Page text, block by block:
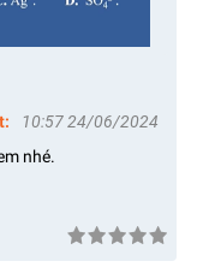
:
10:57 24/06/2024
nhé.